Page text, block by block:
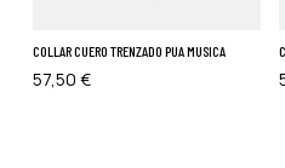
COLLAR CUERO TRENZADO PUA MUSICA
57,50 €